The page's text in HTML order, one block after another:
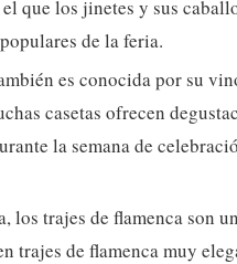
que los jinetes y sus
de la feria.
es conocida por su
casetas ofrecen
la semana de
los trajes de flamenca son
trajes de flamenca muy